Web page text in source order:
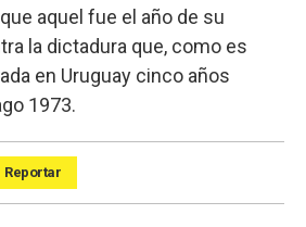
aquel fue el año de su
la dictadura que, como es
en Uruguay cinco años
1973.
Reportar